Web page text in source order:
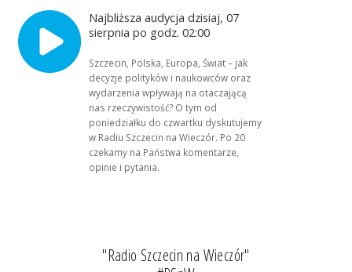
Najbliższa audycja dzisiaj, 07
sierpnia po godz. 02:00
Szczecin, Polska, Europa, Świat – jak
decyzje polityków i naukowców oraz
wydarzenia wpływają na otaczającą
nas rzeczywistość? O tym od
poniedziałku do czwartku dyskutujemy
w Radiu Szczecin na Wieczór. Po 20
czekamy na Państwa komentarze,
opinie i pytania.
"Radio Szczecin na Wieczór"